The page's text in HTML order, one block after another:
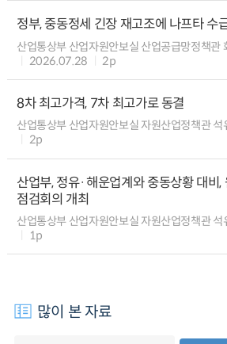
정부, 중동정세 긴장 재고조에 나프타 수
산업통상부 산업자원안보실 산업공급망정책관
2026.07.28
2p
8차 최고가격, 7차 최고가로 동결
산업통상부 산업자원안보실 자원산업정책관 석
2p
산업부, 정유·해운업계와 중동상황 대비,
점검회의 개최
산업통상부 산업자원안보실 자원산업정책관 석
1p
많이 본 자료